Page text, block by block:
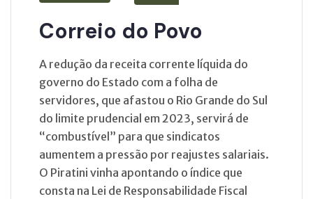
Correio do Povo
A redução da receita corrente líquida do
governo do Estado com a folha de
servidores, que afastou o Rio Grande do Sul
do limite prudencial em 2023, servirá de
“combustível” para que sindicatos
aumentem a pressão por reajustes salariais.
O Piratini vinha apontando o índice que
consta na Lei de Responsabilidade Fiscal